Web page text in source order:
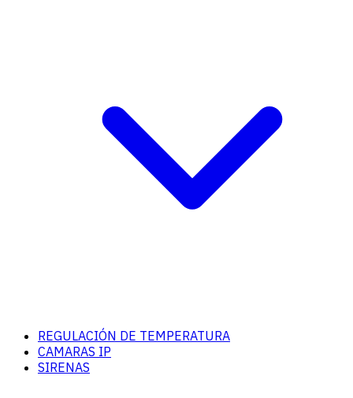
REGULACIÓN DE TEMPERATURA
CAMARAS IP
SIRENAS